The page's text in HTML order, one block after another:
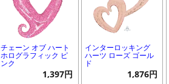
チェーン オブ ハート
ホログラフィック ピ
ンク
1,397円
インターロッキング
ハーツ ローズ ゴール
ド
1,876円